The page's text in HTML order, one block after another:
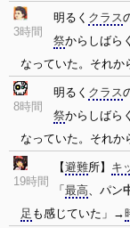
3時間
明るく クラス
祭からしばら
なっていた。それか
8時間
明るく クラス
祭からしばら
なっていた。それか
19時間
【避難所】 キ
「 最高、パン
足 も感じていた」→